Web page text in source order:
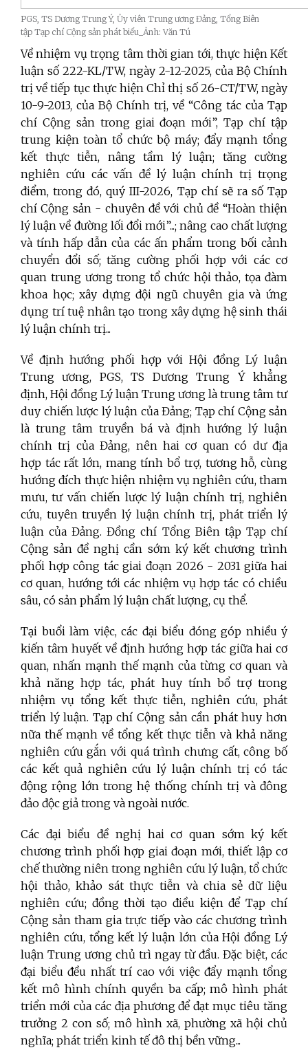
PGS, TS Dương Trung Ý, Ủy viên Trung ương Đảng, Tổng Biên
tập Tạp chí Cộng sản phát biểu_Ảnh: Văn Tú
Về nhiệm vụ trọng tâm thời gian tới, thực hiện Kết
luận số 222-KL/TW, ngày 2-12-2025, của Bộ Chính
trị về tiếp tục thực hiện Chỉ thị số 26-CT/TW, ngày
10-9-2013, của Bộ Chính trị, về “Công tác của Tạp
chí Cộng sản trong giai đoạn mới”, Tạp chí tập
trung kiện toàn tổ chức bộ máy; đẩy mạnh tổng
kết thực tiễn, nâng tầm lý luận; tăng cường
nghiên cứu các vấn đề lý luận chính trị trọng
điểm, trong đó, quý III-2026, Tạp chí sẽ ra số Tạp
chí Cộng sản - chuyên đề với chủ đề “Hoàn thiện
lý luận về đường lối đổi mới”...; nâng cao chất lượng
và tính hấp dẫn của các ấn phẩm trong bối cảnh
chuyển đổi số; tăng cường phối hợp với các cơ
quan trung ương trong tổ chức hội thảo, tọa đàm
khoa học; xây dựng đội ngũ chuyên gia và ứng
dụng trí tuệ nhân tạo trong xây dựng hệ sinh thái
lý luận chính trị...
Về định hướng phối hợp với Hội đồng Lý luận
Trung ương, PGS, TS Dương Trung Ý khẳng
định, Hội đồng Lý luận Trung ương là trung tâm tư
duy chiến lược lý luận của Đảng; Tạp chí Cộng sản
là trung tâm truyền bá và định hướng lý luận
chính trị của Đảng, nên hai cơ quan có dư địa
hợp tác rất lớn, mang tính bổ trợ, tương hỗ, cùng
hướng đích thực hiện nhiệm vụ nghiên cứu, tham
mưu, tư vấn chiến lược lý luận chính trị, nghiên
cứu, tuyên truyền lý luận chính trị, phát triển lý
luận của Đảng. Đồng chí Tổng Biên tập Tạp chí
Cộng sản đề nghị cần sớm ký kết chương trình
phối hợp công tác giai đoạn 2026 - 2031 giữa hai
cơ quan, hướng tới các nhiệm vụ hợp tác có chiều
sâu, có sản phẩm lý luận chất lượng, cụ thể.
Tại buổi làm việc, các đại biểu đóng góp nhiều ý
kiến tâm huyết về định hướng hợp tác giữa hai cơ
quan, nhấn mạnh thế mạnh của từng cơ quan và
khả năng hợp tác, phát huy tính bổ trợ trong
nhiệm vụ tổng kết thực tiễn, nghiên cứu, phát
triển lý luận. Tạp chí Cộng sản cần phát huy hơn
nữa thế mạnh về tổng kết thực tiễn và khả năng
nghiên cứu gắn với quá trình chưng cất, công bố
các kết quả nghiên cứu lý luận chính trị có tác
động rộng lớn trong hệ thống chính trị và đông
đảo độc giả trong và ngoài nước.
Các đại biểu đề nghị hai cơ quan sớm ký kết
chương trình phối hợp giai đoạn mới, thiết lập cơ
chế thường niên trong nghiên cứu lý luận, tổ chức
hội thảo, khảo sát thực tiễn và chia sẻ dữ liệu
nghiên cứu; đồng thời tạo điều kiện để Tạp chí
Cộng sản tham gia trực tiếp vào các chương trình
nghiên cứu, tổng kết lý luận lớn của Hội đồng Lý
luận Trung ương chủ trì ngay từ đầu. Đặc biệt, các
đại biểu đều nhất trí cao với việc đẩy mạnh tổng
kết mô hình chính quyền ba cấp; mô hình phát
triển mới của các địa phương để đạt mục tiêu tăng
trưởng 2 con số; mô hình xã, phường xã hội chủ
nghĩa; phát triển kinh tế đô thị bền vững...